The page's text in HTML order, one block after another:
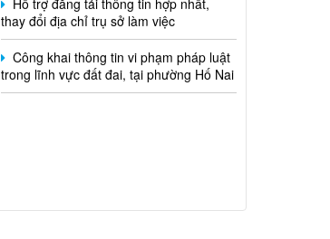
Công khai thông tin vi phạm pháp luật
trong lĩnh vực đất đai, tại phường Hố Nai